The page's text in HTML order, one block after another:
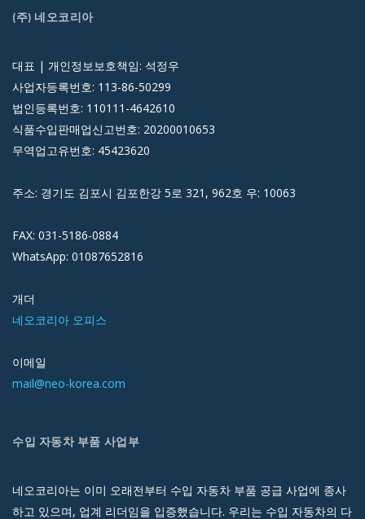
(주) 네오코리아
대표 | 개인정보보호책임: 석정우
사업자등록번호: 113-86-50299
법인등록번호: 110111-4642610
식품수입판매업신고번호: 20200010653
무역업고유번호: 45423620
주소: 경기도 김포시 김포한강 5로 321, 962호 우: 10063
FAX: 031-5186-0884
WhatsApp: 01087652816
개더
네오코리아 오피스
이메일
mail@neo-korea.com
수입 자동차 부품 사업부
네오코리아는 이미 오래전부터 수입 자동차 부품 공급 사업에 종사
하고 있으며, 업계 리더임을 입증했습니다. 우리는 수입 자동차의 다